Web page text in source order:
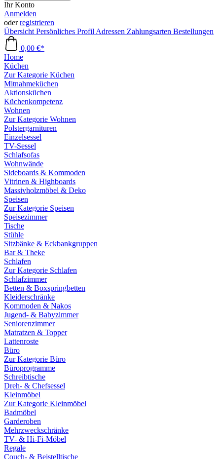
Ihr Konto
Anmelden
oderregistrieren
Übersicht Persönliches Profil Adressen Zahlungsarten Bestellungen
0,00 €*
Home
Küchen
Zur Kategorie Küchen
Mitnahmeküchen
Aktionsküchen
Küchenkompetenz
Wohnen
Zur Kategorie Wohnen
Polstergarnituren
Einzelsessel
TV-Sessel
Schlafsofas
Wohnwände
Sideboards & Kommoden
Vitrinen & Highboards
Massivholzmöbel & Deko
Speisen
Zur Kategorie Speisen
Speisezimmer
Tische
Stühle
Sitzbänke & Eckbankgruppen
Bar & Theke
Schlafen
Zur Kategorie Schlafen
Schlafzimmer
Betten & Boxspringbetten
Kleiderschränke
Kommoden & Nakos
Jugend- & Babyzimmer
Seniorenzimmer
Matratzen & Topper
Lattenroste
Büro
Zur Kategorie Büro
Büroprogramme
Schreibtische
Dreh- & Chefsessel
Kleinmöbel
Zur Kategorie Kleinmöbel
Badmöbel
Garderoben
Mehrzweckschränke
TV- & Hi-Fi-Möbel
Regale
Couch- & Beistelltische